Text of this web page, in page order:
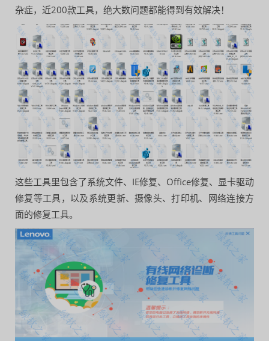
杂症，近200款工具，绝大数问题都能得到有效解决！
这些工具里包含了系统文件、IE修复、Office修复、显卡驱动
修复等工具，以及系统更新、摄像头、打印机、网络连接方
面的修复工具。